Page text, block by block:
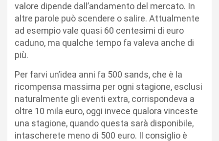
valore dipende dall’andamento del mercato. In
altre parole può scendere o salire. Attualmente
ad esempio vale quasi 60 centesimi di euro
caduno, ma qualche tempo fa valeva anche di
più.
Per farvi un’idea anni fa 500 sands, che è la
ricompensa massima per ogni stagione, esclusi
naturalmente gli eventi extra, corrispondeva a
oltre 10 mila euro, oggi invece qualora vinceste
una stagione, quando questa sarà disponibile,
intascherete meno di 500 euro. Il consiglio è